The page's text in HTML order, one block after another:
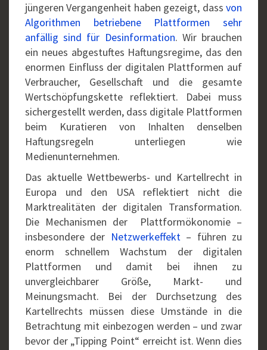
jüngeren Vergangenheit haben gezeigt, dass von
Algorithmen betriebene Plattformen sehr
anfällig sind für Desinformation. Wir brauchen
ein neues abgestuftes Haftungsregime, das den
enormen Einfluss der digitalen Plattformen auf
Verbraucher, Gesellschaft und die gesamte
Wertschöpfungskette reflektiert. Dabei muss
sichergestellt werden, dass digitale Plattformen
beim Kuratieren von Inhalten denselben
Haftungsregeln unterliegen wie
Medienunternehmen.
Das aktuelle Wettbewerbs- und Kartellrecht in
Europa und den USA reflektiert nicht die
Marktrealitäten der digitalen Transformation.
Die Mechanismen der Plattformökonomie –
insbesondere der Netzwerkeffekt– führen zu
enorm schnellem Wachstum der digitalen
Plattformen und damit bei ihnen zu
unvergleichbarer Größe, Markt- und
Meinungsmacht. Bei der Durchsetzung des
Kartellrechts müssen diese Umstände in die
Betrachtung mit einbezogen werden – und zwar
bevor der „Tipping Point“ erreicht ist. Wenn dies